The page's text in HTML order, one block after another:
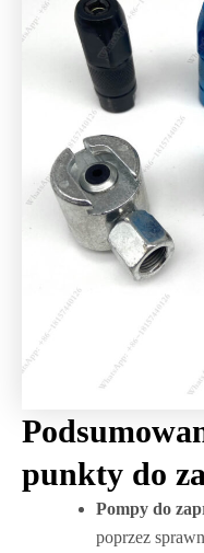
punkty do
Pompy do
poprzez